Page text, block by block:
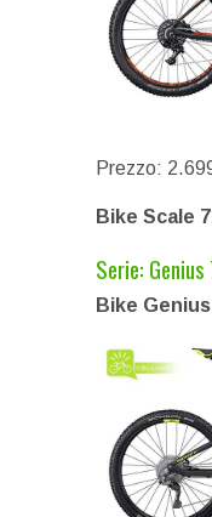
Prezzo:
Bike Scale
Serie:
Bike